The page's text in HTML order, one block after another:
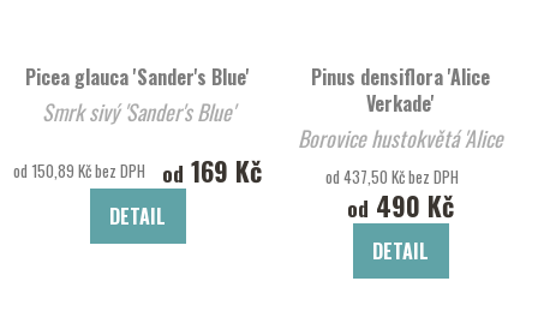
Picea glauca 'Sander's Blue'
Smrk sivý 'Sander's Blue'
od 150,89 Kč bez DPH od 169 Kč
DETAIL
Pinus densiflora 'Alice
Verkade'
Borovice hustokvětá 'Alice
Verkade'
od 437,50 Kč bez DPH
od 490 Kč
DETAIL